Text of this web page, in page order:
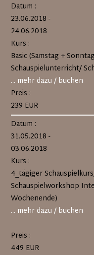
Datum :
23.06.2018 -
24.06.2018
Kurs :
Basic (Samstag +
Schauspielunterricht/
... mehr dazu / buchen
Preis :
239 EUR
Datum :
31.05.2018 -
03.06.2018
Kurs :
4_tägiger
Schauspielworkshop
Wochenende)
... mehr dazu / buchen
Preis :
449 EUR